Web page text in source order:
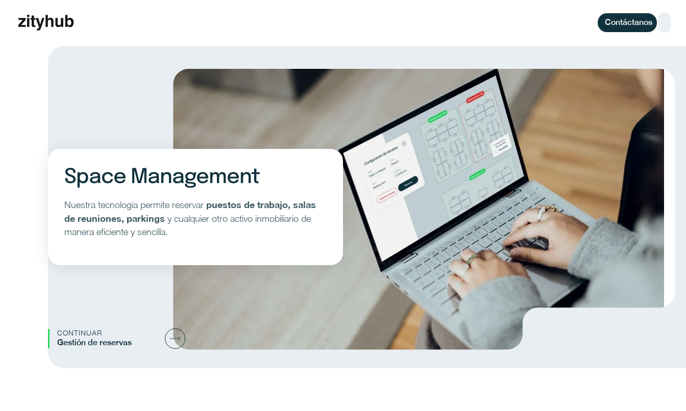
Contáctanos
Space Management
Nuestra tecnología permite reservar puestos de trabajo, salas
de reuniones, parkings y cualquier otro activo inmobiliario de
manera eficiente y sencilla.
CONTINUAR
Gestión de reservas